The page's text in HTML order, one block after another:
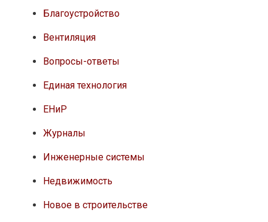
Благоустройство
Вентиляция
Вопросы-ответы
Единая технология
ЕНиР
Журналы
Инженерные системы
Недвижимость
Новое в строительстве